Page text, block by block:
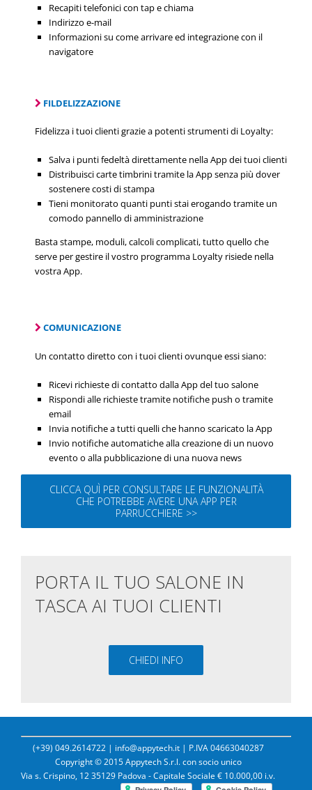
Recapiti telefonici con tap e chiama
Indirizzo e-mail
Informazioni su come arrivare ed integrazione con il
navigatore
FILDELIZZAZIONE
Fidelizza i tuoi clienti grazie a potenti strumenti di Loyalty:
Salva i punti fedeltà direttamente nella App dei tuoi clienti
Distribuisci carte timbrini tramite la App senza più dover
sostenere costi di stampa
Tieni monitorato quanti punti stai erogando tramite un
comodo pannello di amministrazione
Basta stampe, moduli, calcoli complicati, tutto quello che
serve per gestire il vostro programma Loyalty risiede nella
vostra App.
COMUNICAZIONE
Un contatto diretto con i tuoi clienti ovunque essi siano:
Ricevi richieste di contatto dalla App del tuo salone
Rispondi alle richieste tramite notifiche push o tramite
email
Invia notifiche a tutti quelli che hanno scaricato la App
Invio notifiche automatiche alla creazione di un nuovo
evento o alla pubblicazione di una nuova news
CLICCA QUÌ PER CONSULTARE LE FUNZIONALITÀ
CHE POTREBBE AVERE UNA APP PER
PARRUCCHIERE >>
PORTA IL TUO SALONE IN
TASCA AI TUOI CLIENTI
CHIEDI INFO
(+39) 049.2614722| info@appytech.it| P.IVA 04663040287
Copyright © 2015 Appytech S.r.l. con socio unico
Via s. Crispino, 12 35129 Padova - Capitale Sociale € 10.000,00 i.v.